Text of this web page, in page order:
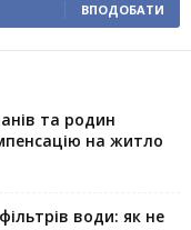
ВПОДОБАТИ
та родин
на житло
води: як не